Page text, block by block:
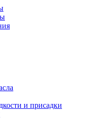
и присадки